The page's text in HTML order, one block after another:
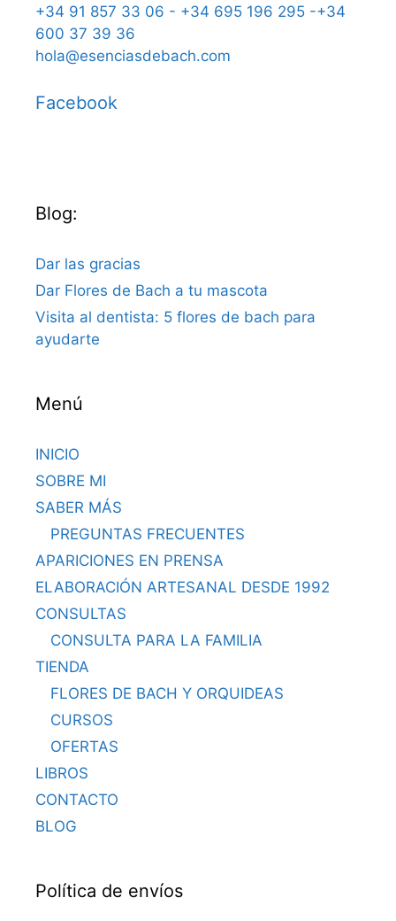
+34 91 857 33 06 - +34 695 196 295 -+34
600 37 39 36
hola@esenciasdebach.com
Facebook
Blog:
Dar las gracias
Dar Flores de Bach a tu mascota
Visita al dentista: 5 flores de bach para
ayudarte
Menú
INICIO
SOBRE MI
SABER MÁS
PREGUNTAS FRECUENTES
APARICIONES EN PRENSA
ELABORACIÓN ARTESANAL DESDE 1992
CONSULTAS
CONSULTA PARA LA FAMILIA
TIENDA
FLORES DE BACH Y ORQUIDEAS
CURSOS
OFERTAS
LIBROS
CONTACTO
BLOG
Política de envíos